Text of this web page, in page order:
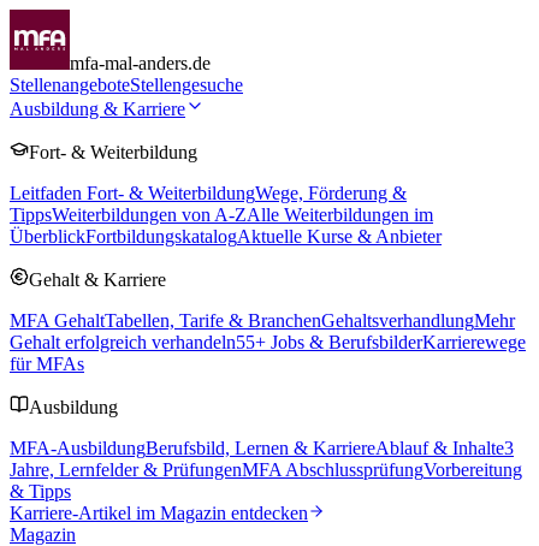
mfa-mal-anders.de
StellenangeboteStellengesuche
Ausbildung & Karriere
Fort- & Weiterbildung
Leitfaden Fort- & WeiterbildungWege, Förderung &
TippsWeiterbildungen von A-ZAlle Weiterbildungen im
ÜberblickFortbildungskatalogAktuelle Kurse & Anbieter
Gehalt & Karriere
MFA GehaltTabellen, Tarife & BranchenGehaltsverhandlungMehr
Gehalt erfolgreich verhandeln55+ Jobs & BerufsbilderKarrierewege
für MFAs
Ausbildung
MFA-AusbildungBerufsbild, Lernen & KarriereAblauf & Inhalte3
Jahre, Lernfelder & PrüfungenMFA AbschlussprüfungVorbereitung
& Tipps
Karriere-Artikel im Magazin entdecken
Magazin